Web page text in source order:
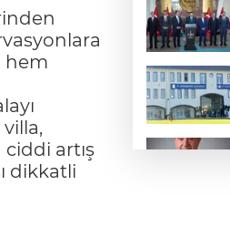
hem
artış
dikkatli